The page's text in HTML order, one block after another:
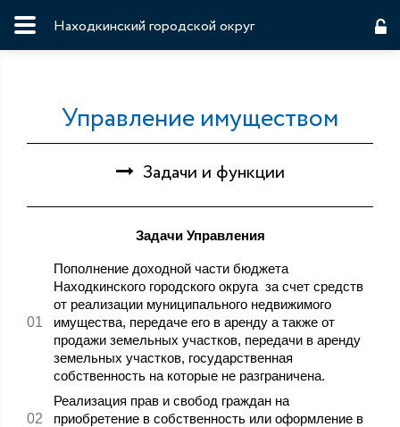
Находкинский городской округ
Управление имуществом
Задачи и функции
Задачи Управления
Пополнение доходной части бюджета
Находкинского городского округа за счет средств
от реализации муниципального недвижимого
имущества, передаче его в аренду а также от
продажи земельных участков, передачи в аренду
земельных участков, государственная
собственность на которые не разграничена.
Реализация прав и свобод граждан на
приобретение в собственность или оформление в